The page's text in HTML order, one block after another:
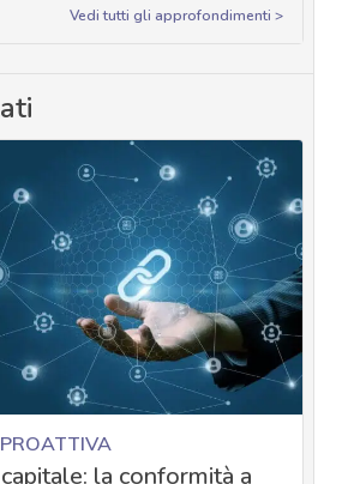
Vedi tutti gli approfondimenti >
la conformità a